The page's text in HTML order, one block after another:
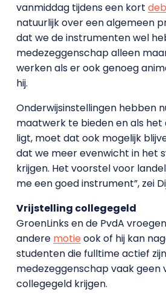
vanmiddag tijdens een kort
natuurlijk over een algemeen
dat we de instrumenten wel
medezeggenschap alleen
werken als er ook genoeg
hij.
Onderwijsinstellingen hebben
maatwerk te bieden en als het
ligt, moet dat ook mogelijk
dat we meer evenwicht in het
krijgen. Het voorstel voor
me een goed instrument”, zei
Vrijstelling collegegeld
GroenLinks en de PvdA
andere motieook of hij kan
studenten die fulltime actief
medezeggenschap vaak geen
collegegeld krijgen.